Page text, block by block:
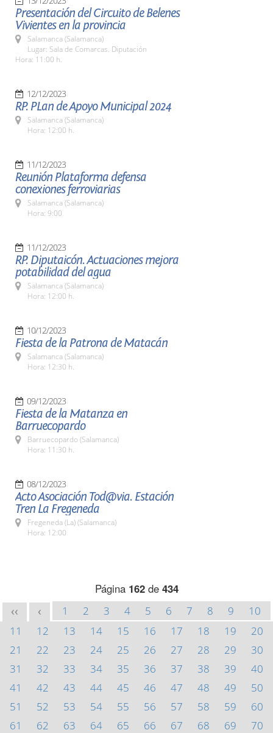
Presentación del Circuito de Belenes
Vivientes en la provincia
Salamanca (Salamanca)
Lugar: Sala de Comarcas. Diputación
Hora: 11:00 h.
12/12/2023
RP. PLan de Apoyo Municipal 2024
Salamanca (Salamanca)
Hora: 12:00 h.
11/12/2023
Reunión Plataforma defensa
conexiones ferroviarias
Salamanca (Salamanca)
Hora: 9:00
11/12/2023
RP. Diputaicón. Actuaciones mejora
potabilidad del agua
Salamanca (Salamanca)
Hora: 12:00 h.
10/12/2023
Fiesta de la Patrona de Matacán
Salamanca (Salamanca)
Hora: 12:30 h.
09/12/2023
Fiesta de la Matanza en
Barruecopardo
Barruecopardo (Salamanca)
Hora: 11:30 h.
08/12/2023
Acto Asociación Tod@via. Estación
Tren La Fregeneda
Fregeneda (La) (Salamanca)
Hora: 12:00
Página 162de 434
<< < 1 2 3 4 5 6 7 8 9
10
11
12 13 14 15 16 17 18 19
20
21
22 23 24 25 26 27 28 29
30
31
32 33 34 35 36 37 38 39
40
41
42 43 44 45 46 47 48 49
50
51
52 53 54 55 56 57 58 59
60
61
62 63 64 65 66 67 68 69
70